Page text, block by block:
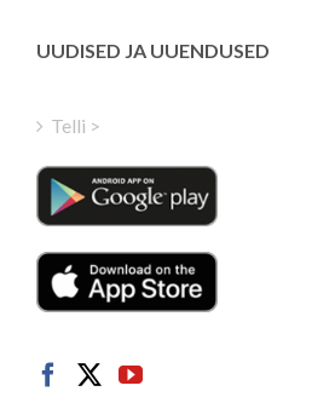
UUDISED JA UUENDUSED
Telli >